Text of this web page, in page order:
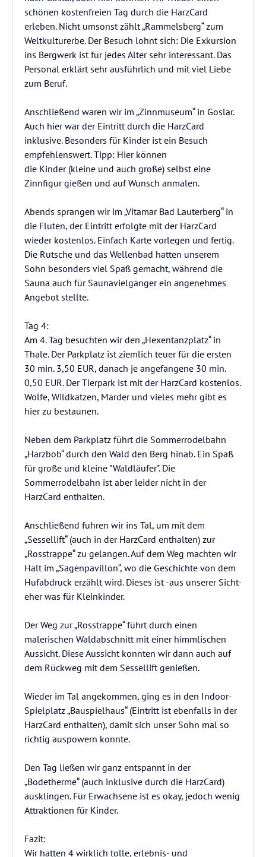
schönen kostenfreien Tag durch die HarzCard
erleben. Nicht umsonst zählt „Rammelsberg“ zum
Weltkulturerbe. Der Besuch lohnt sich: Die Exkursion
ins Bergwerk ist für jedes Alter sehr interessant. Das
Personal erklärt sehr ausführlich und mit viel Liebe
zum Beruf.
Anschließend waren wir im „Zinnmuseum“ in Goslar.
Auch hier war der Eintritt durch die HarzCard
inklusive. Besonders für Kinder ist ein Besuch
empfehlenswert. Tipp: Hier können
die Kinder (kleine und auch große) selbst eine
Zinnfigur gießen und auf Wunsch anmalen.
Abends sprangen wir im „Vitamar Bad Lauterberg“ in
die Fluten, der Eintritt erfolgte mit der HarzCard
wieder kostenlos. Einfach Karte vorlegen und fertig.
Die Rutsche und das Wellenbad hatten unserem
Sohn besonders viel Spaß gemacht, während die
Sauna auch für Saunavielgänger ein angenehmes
Angebot stellte.
Tag 4:
Am 4. Tag besuchten wir den „Hexentanzplatz“ in
Thale. Der Parkplatz ist ziemlich teuer für die ersten
30 min. 3,50 EUR, danach je angefangene 30 min.
0,50 EUR. Der Tierpark ist mit der HarzCard kostenlos.
Wölfe, Wildkatzen, Marder und vieles mehr gibt es
hier zu bestaunen.
Neben dem Parkplatz führt die Sommerrodelbahn
„Harzbob“ durch den Wald den Berg hinab. Ein Spaß
für große und kleine "Waldläufer". Die
Sommerrodelbahn ist aber leider nicht in der
HarzCard enthalten.
Anschließend fuhren wir ins Tal, um mit dem
„Sessellift“ (auch in der HarzCard enthalten) zur
„Rosstrappe“ zu gelangen. Auf dem Weg machten wir
Halt im „Sagenpavillon“, wo die Geschichte von dem
Hufabdruck erzählt wird. Dieses ist -aus unserer Sicht-
eher was für Kleinkinder.
Der Weg zur „Rosstrappe“ führt durch einen
malerischen Waldabschnitt mit einer himmlischen
Aussicht. Diese Aussicht konnten wir dann auch auf
dem Rückweg mit dem Sessellift genießen.
Wieder im Tal angekommen, ging es in den Indoor-
Spielplatz „Bauspielhaus“ (Eintritt ist ebenfalls in der
HarzCard enthalten), damit sich unser Sohn mal so
richtig auspowern konnte.
Den Tag ließen wir ganz entspannt in der
„Bodetherme“ (auch inklusive durch die HarzCard)
ausklingen. Für Erwachsene ist es okay, jedoch wenig
Attraktionen für Kinder.
Fazit:
Wir hatten 4 wirklich tolle, erlebnis- und